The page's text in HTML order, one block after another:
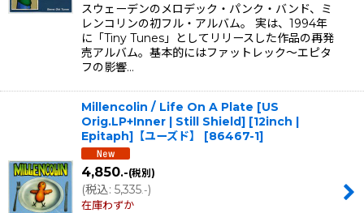
スウェーデンのメロデック・パンク・バンド、ミ
レンコリンの初フル・アルバム。 実は、1994年
に「Tiny Tunes」としてリリースした作品の再発
売アルバム。基本的にはファットレック〜エピタ
フの影響…
Millencolin / Life On A Plate [US
Orig.LP+Inner | Still Shield] [12inch |
Epitaph]【ユーズド】
[86467-1]
4,850.-(税別)
(税込: 5,335.-)
在庫わずか